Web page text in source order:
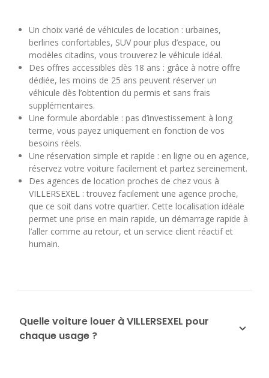
Un choix varié de véhicules de location : urbaines,
berlines confortables, SUV pour plus d’espace, ou
modèles citadins, vous trouverez le véhicule idéal.
Des offres accessibles dès 18 ans : grâce à notre offre
dédiée, les moins de 25 ans peuvent réserver un
véhicule dès l’obtention du permis et sans frais
supplémentaires.
Une formule abordable : pas d’investissement à long
terme, vous payez uniquement en fonction de vos
besoins réels.
Une réservation simple et rapide : en ligne ou en agence,
réservez votre voiture facilement et partez sereinement.
Des agences de location proches de chez vous à
VILLERSEXEL : trouvez facilement une agence proche,
que ce soit dans votre quartier. Cette localisation idéale
permet une prise en main rapide, un démarrage rapide à
l’aller comme au retour, et un service client réactif et
humain.
Quelle voiture louer à VILLERSEXEL pour
chaque usage ?